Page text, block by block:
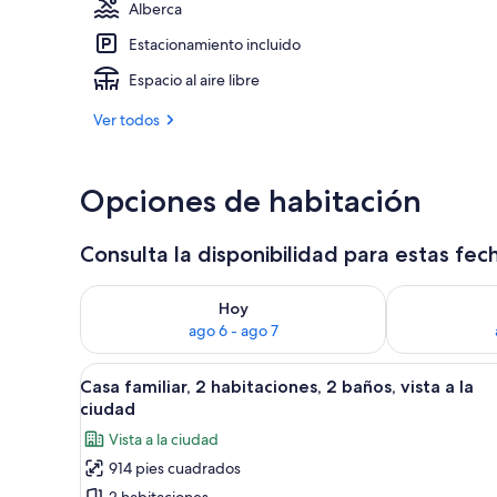
Alberca
Estacionamiento incluido
Espacio al aire libre
Ver todos
Opciones de habitación
Consulta la disponibilidad para estas
Hoy
ago 6 - ago 7
Consulta la disponibilidad para hoy ago 6 - ago 7
Consulta la
Abrir
todas
las
fotos
de
Habitación de hotel con una
10
Casa familiar, 2 habitaciones, 2 baños, vista a la
ciudad
Vista a la ciudad
914 pies cuadrados